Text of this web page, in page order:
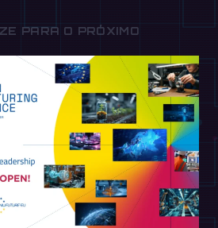
PARA O PRÓXIMO